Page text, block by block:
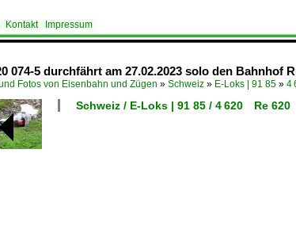
Kontakt Impressum
074-5 durchfährt am 27.02.2023 solo den Bahnhof
Fotos von Eisenbahn und Zügen » Schweiz » E-Loks | 91 85 » 4
Schweiz / E-Loks | 91 85 / 4 620 Re 620